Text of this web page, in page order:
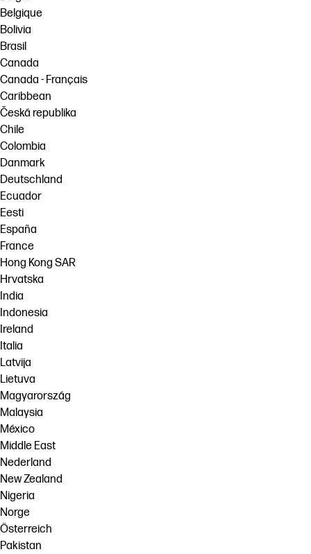
Belgique
Bolivia
Brasil
Canada
Canada - Français
Caribbean
Česká republika
Chile
Colombia
Danmark
Deutschland
Ecuador
Eesti
España
France
Hong Kong SAR
Hrvatska
India
Indonesia
Ireland
Italia
Latvija
Lietuva
Magyarország
Malaysia
México
Middle East
Nederland
New Zealand
Nigeria
Norge
Österreich
Pakistan